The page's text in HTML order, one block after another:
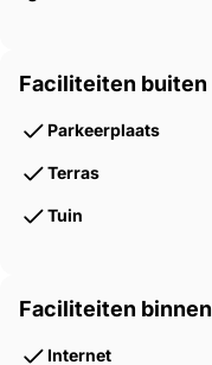
Faciliteiten buiten
Parkeerplaats
Terras
Tuin
Faciliteiten binnen
Internet